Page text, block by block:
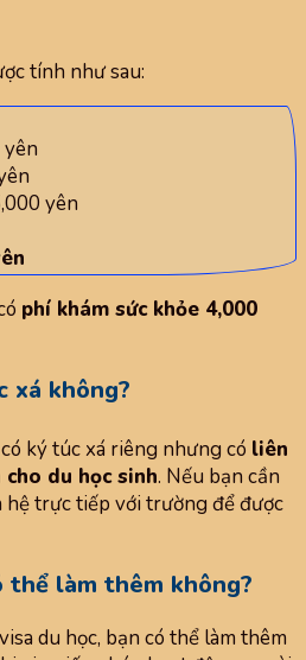
tính như sau:
yên
phí khám sức khỏe 4,000
xá không?
ký túc xá riêng nhưng có liên
du học sinh. Nếu bạn cần
hệ trực tiếp với trường để được
thể làm thêm không?
du học, bạn có thể làm thêm